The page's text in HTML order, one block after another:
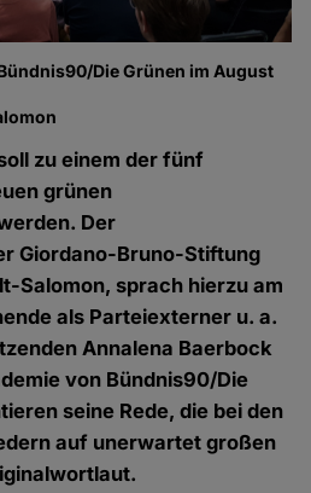
Die Grünen im August
zu einem der fünf
grünen
Der
Giordano-Bruno-Stiftung
Salomon, sprach hierzu am
als Parteiexterner u. a.
Annalena Baerbock
von Bündnis90/Die
seine Rede, die bei den
auf unerwartet großen